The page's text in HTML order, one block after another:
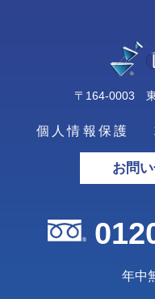
〒164-0003
個人情報保護
お問
年中